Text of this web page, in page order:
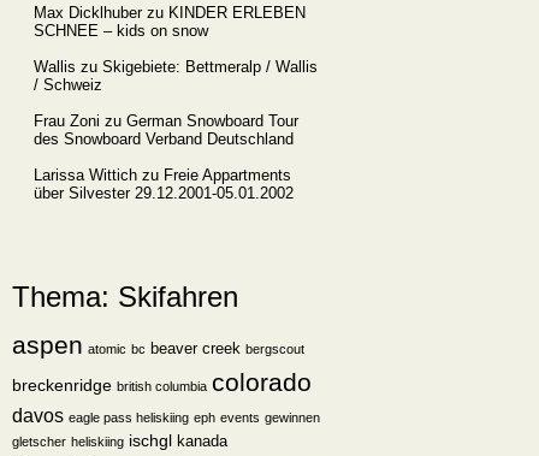
Max Dicklhuberzu KINDER ERLEBEN
SCHNEE – kids on snow
Wallis zu Skigebiete: Bettmeralp / Wallis
/ Schweiz
Frau Zoni zu German Snowboard Tour
des Snowboard Verband Deutschland
Larissa Wittich zu Freie Appartments
über Silvester 29.12.2001-05.01.2002
Thema: Skifahren
aspen atomic bc beaver creek bergscout
breckenridge british columbia colorado
davos eagle pass heliskiing eph events gewinnen
gletscher heliskiing ischgl kanada